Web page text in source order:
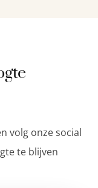
volg onze social
te blijven